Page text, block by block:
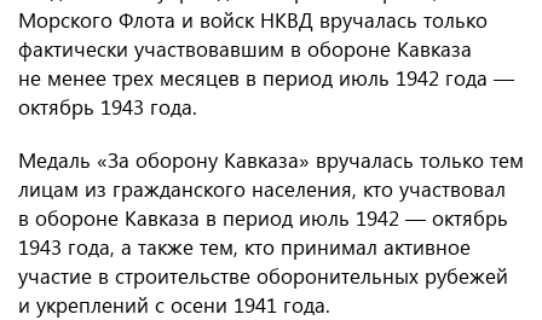
Морского Флота и войск НКВД вручалась только
фактически участвовавшим в обороне Кавказа
не менее трех месяцев в период июль 1942 года —
октябрь 1943 года.
Медаль «За оборону Кавказа» вручалась только тем
лицам из гражданского населения, кто участвовал
в обороне Кавказа в период июль 1942 — октябрь
1943 года, а также тем, кто принимал активное
участие в строительстве оборонительных рубежей
и укреплений с осени 1941 года.